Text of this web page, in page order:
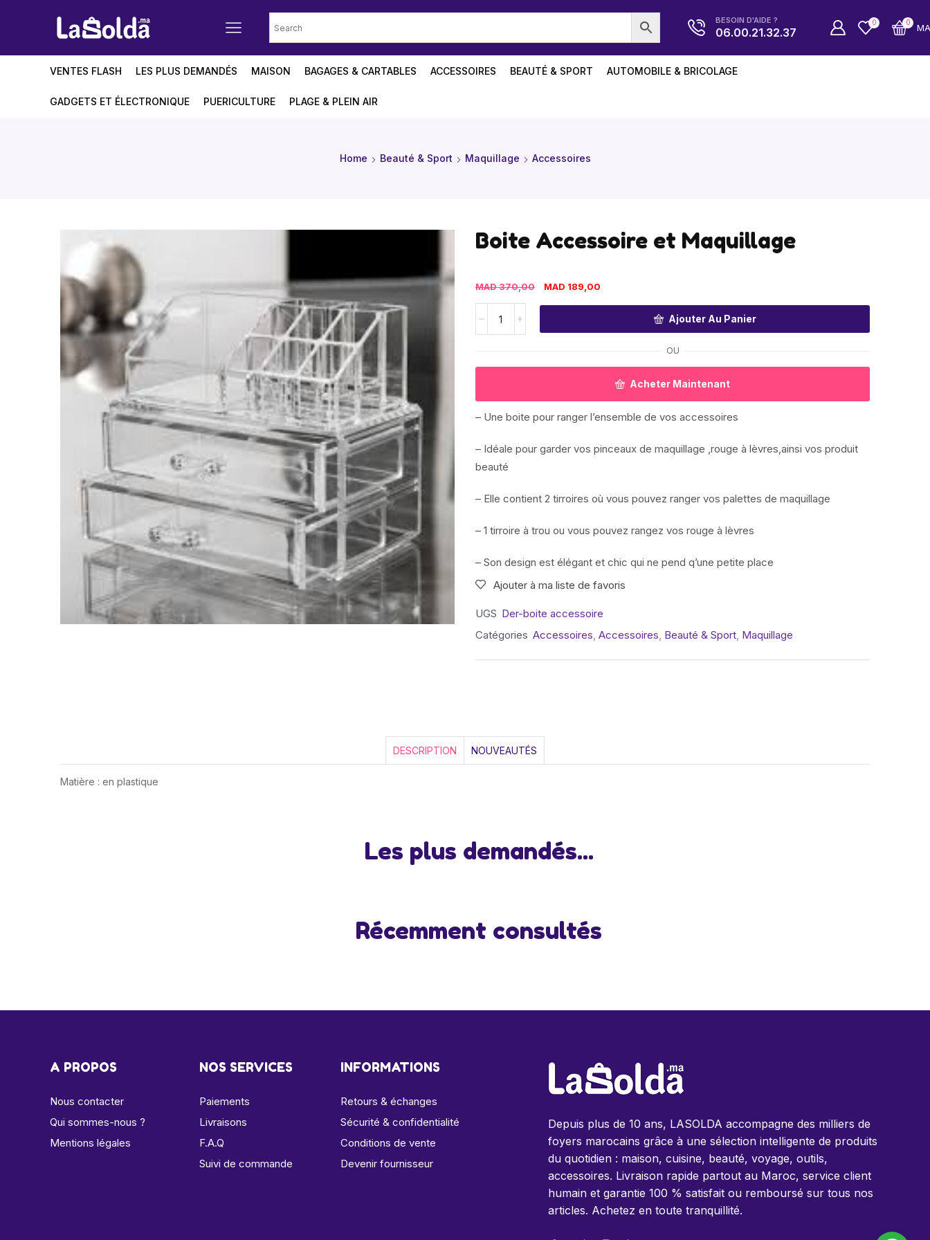
BESOIN D'AIDE ?
06.00.21.32.37
0 0
VENTES FLASH LES PLUS DEMANDÉS MAISON BAGAGES & CARTABLES ACCESSOIRES BEAUTÉ & SPORT AUTOMOBILE & BRICOLAGE
GADGETS ET ÉLECTRONIQUE PUERICULTURE PLAGE & PLEIN AIR
Home Beauté & Sport Maquillage Accessoires
Boite Accessoire et Maquillage
MAD370,00 MAD 189,00
Ajouter Au Panier
OU
Acheter Maintenant
– Une boite pour ranger l’ensemble de vos accessoires
– Idéale pour garder vos pinceaux de maquillage ,rouge à lèvres,ainsi vos produit
beauté
– Elle contient 2 tirroires où vous pouvez ranger vos palettes de maquillage
– 1 tirroire à trou ou vous pouvez rangez vos rouge à lèvres
– Son design est élégant et chic qui ne pend q’une petite place
Ajouter à ma liste de favoris
UGS Der-boite accessoire
Catégories Accessoires, Accessoires, Beauté & Sport, Maquillage
DESCRIPTION NOUVEAUTÉS
Matière : en plastique
Les plus demandés...
Récemment consultés
A PROPOS
Nous contacter
Qui sommes-nous ?
Mentions légales
NOS SERVICES
Paiements
Livraisons
F.A.Q
Suivi de commande
INFORMATIONS
Retours & échanges
Sécurité & confidentialité
Conditions de vente
Devenir fournisseur
Depuis plus de 10 ans, LASOLDA accompagne des milliers de
foyers marocains grâce à une sélection intelligente de produits
du quotidien : maison, cuisine, beauté, voyage, outils,
accessoires. Livraison rapide partout au Maroc, service client
humain et garantie 100 % satisfait ou remboursé sur tous nos
articles. Achetez en toute tranquillité.